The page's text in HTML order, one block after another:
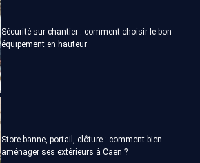
Sécurité sur chantier : comment choisir le bon
équipement en hauteur
Store banne, portail, clôture : comment bien
aménager ses extérieurs à Caen ?